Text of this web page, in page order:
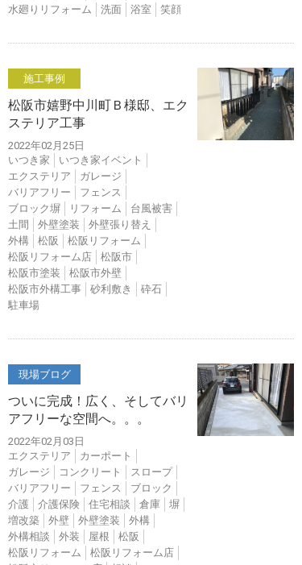
水廻りリフォーム
洗面 浴室 笑顔
施工事例
松阪市嬉野中川町Ｂ様邸、エク
ステリア工事
2022年02月25日
いつき家
いつき家イベント
エクステリア
ガレージ
バリアフリー
フェンス
ブロック塀
リフォーム
台風被害
土間
外壁塗装
外壁張り替え
外構
松阪
松阪リフォーム
松阪リフォーム店
松阪市
松阪市塗装
松阪市外壁
松阪市外構工事
砂利敷き
砕石
駐車場
現場ブログ
ついに完成！広く、そしてバリ
アフリーな空間へ。。。
2022年02月03日
エクステリア
カーポート
ガレージ
コンクリート
スロープ
バリアフリー
フェンス
ブロック
介護
介護保険 住宅相談 倉庫
塀
増改築
外壁 外壁塗装
外構
外構相談
外装 屋根
松阪
松阪リフォーム
松阪リフォーム店